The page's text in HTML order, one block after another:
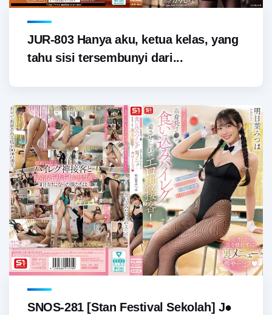
JUR-803 Hanya aku, ketua kelas, yang
tahu sisi tersembunyi dari...
SNOS-281 [Stan Festival Sekolah] J●